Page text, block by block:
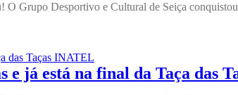
O Grupo Desportivo e Cultural de Seiça
das Taças INATEL
e já está na final da Taça das